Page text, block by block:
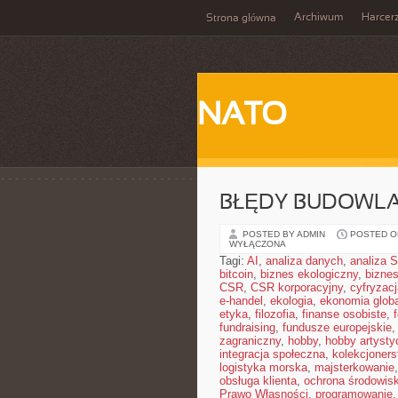
Strona główna Archiwum
NATO
BŁĘDY
POSTED BY ADMIN POSTED
WYŁĄCZONA
Tagi: AI , analiza danych, analiza
bitcoin, biznes ekologiczny,
CSR, CSR korporacyjny,
e-handel , ekologia, ekonomia
etyka, filozofia, finanse osobiste,
fundraising, fundusze europejskie,
zagraniczny, hobby, hobby
integracja społeczna,
logistyka morska, majsterkowanie,
obsługa klienta, ochrona
Prawo Własności, programowanie,